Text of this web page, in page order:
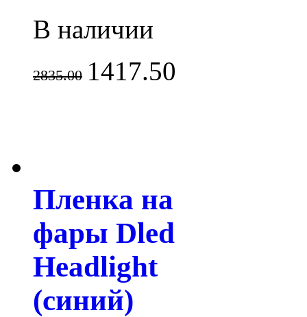
В наличии
2835.00 1417.50
Пленка на
фары Dled
Headlight
(синий)